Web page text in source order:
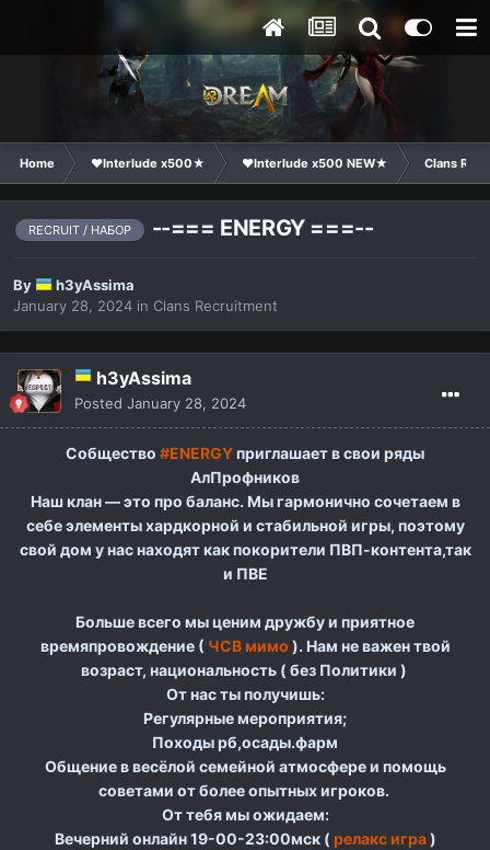
Home ❤Interlude x500★ ❤Interlude x500 NEW★ Clans
RECRUIT / НАБОР --=== ENERGY ===--
By
h3yAssima
January 28, 2024 in Clans Recruitment
h3yAssima
Posted January 28, 2024
Cобщество #ENERGYприглашает в свои ряды
АлПрофников
Наш клан — это про баланс. Мы гармонично сочетаем в
себе элементы хардкорной и стабильной игры, поэтому
свой дом у нас находят как покорители ПВП-контента,так
и ПВЕ
Больше всего мы ценим дружбу и приятное
времяпровождение ( ЧСВ мимо ). Нам не важен твой
возраст, национальность ( без Политики )
От нас ты получишь:
Регулярные мероприятия;
Походы рб,осады.фарм
Общение в весёлой семейной атмосфере и помощь
советами от более опытных игроков.
От тебя мы ожидаем:
Вечерний онлайн 19-00-23:00мск ( релакс игра)